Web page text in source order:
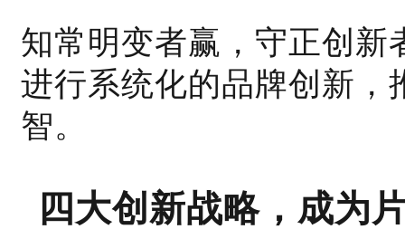
知常明变者赢，守正创新
进行系统化的品牌创新，
智。
四大创新战略， 成为